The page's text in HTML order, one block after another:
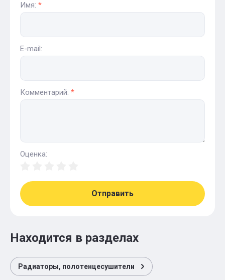
Имя: *
E-mail:
Комментарий: *
Оценка:
Отправить
Находится в разделах
Радиаторы, полотенцесушители